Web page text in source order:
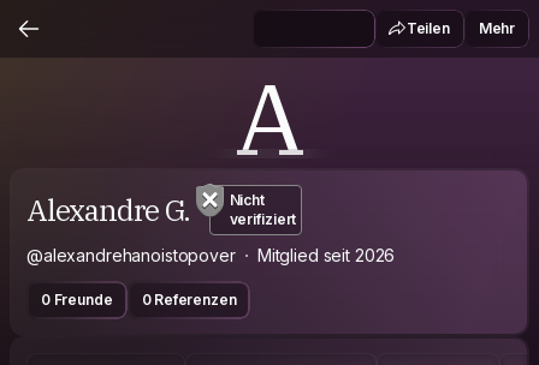
Teilen Mehr
A
Alexandre G.
Nicht
verifiziert
@alexandrehanoistopover Mitglied seit 2026
0 Freunde 0 Referenzen